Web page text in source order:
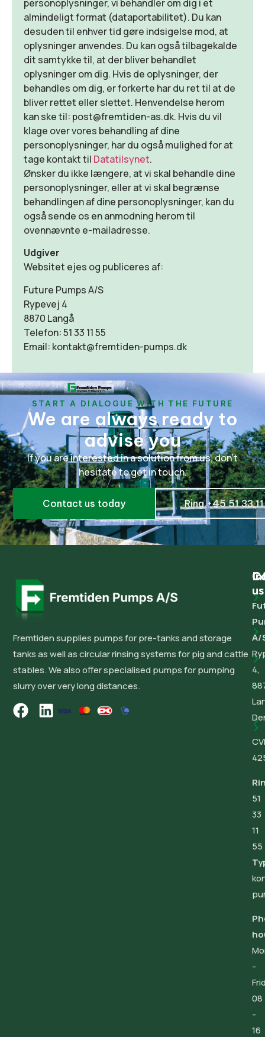
personoplysninger, vi behandler om dig i et
almindeligt format (dataportabilitet). Du kan
desuden til enhver tid gøre indsigelse mod, at
oplysninger anvendes. Du kan også tilbagekalde
dit samtykke til, at der bliver behandlet
oplysninger om dig. Hvis de oplysninger, der
behandles om dig, er forkerte har du ret til at de
bliver rettet eller slettet. Henvendelse herom
kan ske til: post@fremtiden-as.dk. Hvis du vil
klage over vores behandling af dine
personoplysninger, har du også mulighed for at
tage kontakt til Datatilsynet.
Ønsker du ikke længere, at vi skal behandle dine
personoplysninger, eller at vi skal begrænse
behandlingen af dine personoplysninger, kan du
også sende os en anmodning herom til
ovennævnte e-mailadresse.
Udgiver
Websitet ejes og publiceres af:
Future Pumps A/S
Rypevej 4
8870 Langå
Telefon: 51 33 11 55
Email: kontakt@fremtiden-pumps.dk
START A DIALOGUE WITH THE FUTURE
We are always ready to
advise you
If you are interested in a solution from us, don't
hesitate to get in touch.
Contact us today Ring +45 51 33
Fremtiden supplies pumps for pre-tanks and storage
tanks as well as circular rinsing systems for pig and cattle
stables. We also offer specialised pumps for pumping
slurry over very long distances.
us
A/
4,
51
33
11
55
-
08
-
16